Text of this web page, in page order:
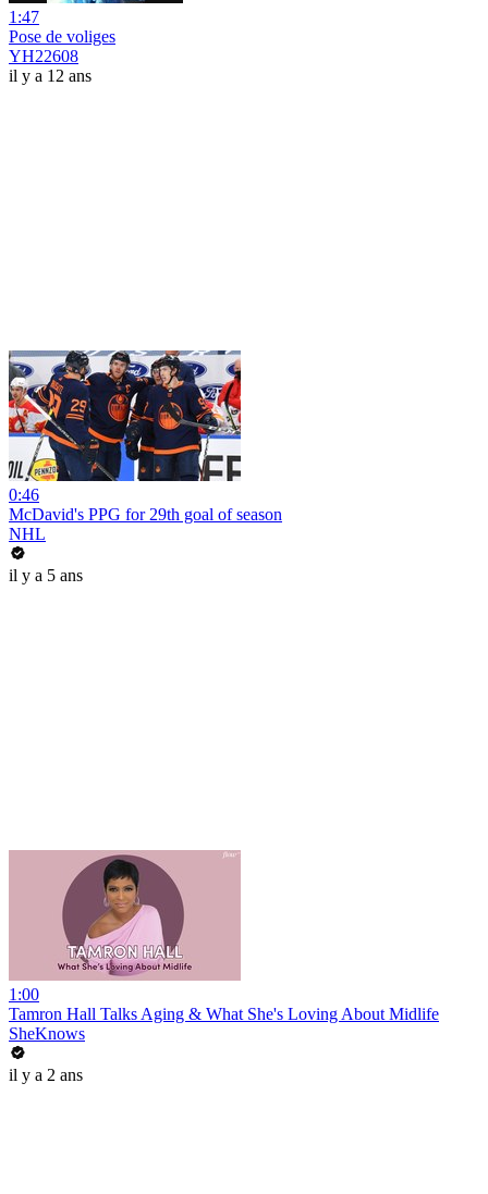
1:47
Pose de voliges
YH22608
il y a 12 ans
0:46
McDavid's PPG for 29th goal of season
NHL
il y a 5 ans
1:00
Tamron Hall Talks Aging & What She's Loving About Midlife
SheKnows
il y a 2 ans